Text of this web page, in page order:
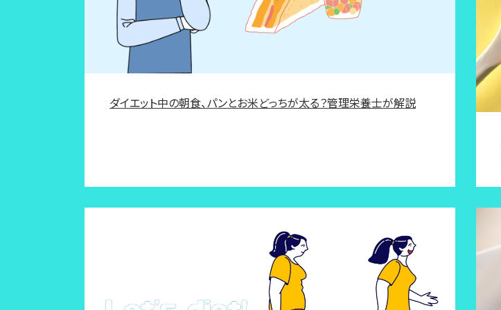
ダイエット中の朝食、パンとお米どっちが太る？管理栄養士が解説